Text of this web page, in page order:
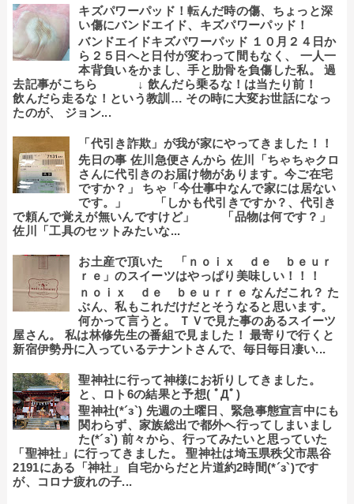
キズパワーパッド！転んだ時の傷、ちょっと深
い傷にバンドエイド、キズパワーパッド！
バンドエイドキズパワーパッド １０月２４日か
ら２５日へと日付が変わって間もなく、 一人一
本背負いをかまし、手と肋骨を負傷した私。 過
去記事がこちら ↓ 飲んだら乗るな！は当たり前！
飲んだら走るな！という教訓… その時に大変お世話になっ
たのが、 ジョン...
「代引き詐欺」が我が家にやってきました！！
先日の事 佐川急便さんから 佐川「ちゃちゃクロ
さんに代引きのお届け物があります。今ご在宅
ですか？」 ちゃ「今仕事中なんで家には居ない
です。」 「しかも代引きですか？、代引き
で頼んで覚えが無いんですけど」 「品物は何です？」
佐川「工具のセットみたいな...
お土産で頂いた 「ｎｏｉｘ ｄｅ ｂｅｕｒ
ｒｅ」のスイーツはやっぱり美味しい！！！
ｎｏｉｘ ｄｅ ｂｅｕｒｒｅ なんだこれ？ た
ぶん、私もこれだけだとそうなると思います。
何かって言うと。 ＴＶで見た事のあるスイーツ
屋さん。 私は林修先生の番組で見ました！ 最寄りで行くと
新宿伊勢丹に入っているテナントさんで、毎日毎日凄い...
聖神社に行って神様にお祈りしてきました。
と、ロト6の結果と予想( ﾟДﾟ)
聖神社(*´з`) 先週の土曜日、緊急事態宣言中にも
関わらず、家族総出で都外へ行ってしまいまし
た(*´з`) 前々から、行ってみたいと思っていた
「聖神社」に行ってきました。 聖神社は埼玉県秩父市黒谷
2191にある「神社」 自宅からだと片道約2時間(*´з`)です
が、コロナ疲れの子...